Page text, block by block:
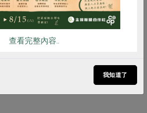
使用熟大麥約65公克，放入1.5公升的
水中煮沸後，再小火煮10分鐘後即可
飲用。
查看完整內容..
我知道了